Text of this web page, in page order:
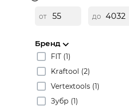
от до
Бренд
FIT (1)
Kraftool (2)
Vertextools (1)
Зубр (1)